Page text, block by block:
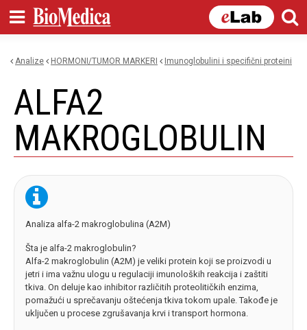
content
Analize HORMONI/TUMOR MARKERI imunoglobulini i specifični proteini
ALFA2
MAKROGLOBULIN
Analiza alfa-2 makroglobulina (A2M)
Šta je alfa-2 makroglobulin?
Alfa-2 makroglobulin (A2M) je veliki protein koji se proizvodi u
jetri i ima važnu ulogu u regulaciji imunoloških reakcija i zaštiti
tkiva. On deluje kao inhibitor različitih proteolitičkih enzima,
pomažući u sprečavanju oštećenja tkiva tokom upale. Takođe je
uključen u procese zgrušavanja krvi i transport hormona.